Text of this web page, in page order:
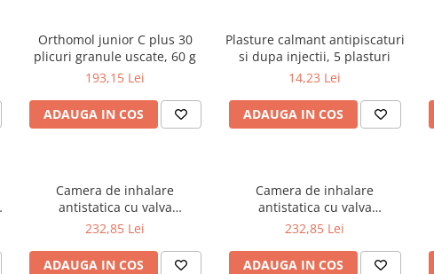
Orthomol junior C plus 30
plicuri granule uscate, 60 g
193,15 Lei
ADAUGA IN COS
Plasture calmant antipiscaturi
si dupa injectii, 5 plasturi
14,23 Lei
ADAUGA IN COS
Camera de inhalare
antistatica cu valva
AeroChamber Plus* Flow-Vu*
dimensiune mare
232,85 Lei
ADAUGA IN COS
Camera de inhalare
antistatica cu valva
AeroChamber Plus* Flow-Vu*
dimensiune mica
232,85 Lei
ADAUGA IN COS